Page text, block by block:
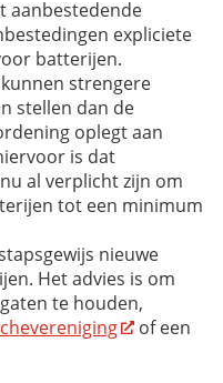
aanbestedende
expliciete
batterijen.
strengere
stellen dan de
oplegt aan
is dat
al verplicht zijn om
tot een minimum
nieuwe
Het advies is om
te houden,
of een